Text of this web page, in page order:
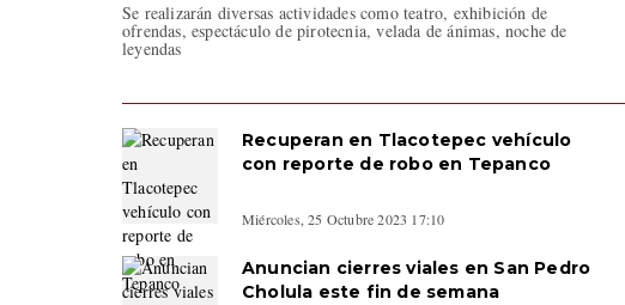
Se realizarán diversas actividades como teatro, exhibición de
ofrendas, espectáculo de pirotecnia, velada de ánimas, noche de
leyendas
Recuperan en Tlacotepec vehículo
con reporte de robo en Tepanco
Miércoles, 25 Octubre 2023 17:10
Anuncian cierres viales en San Pedro
Cholula este fin de semana